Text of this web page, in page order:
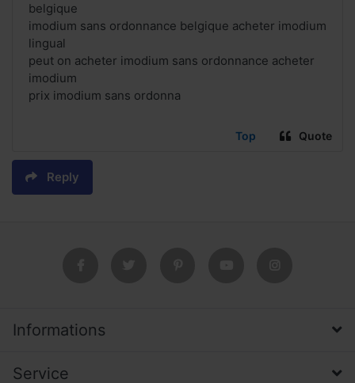
belgique
imodium sans ordonnance belgique acheter imodium
lingual
peut on acheter imodium sans ordonnance acheter
imodium
prix imodium sans ordonna
Top Quote
Reply
Informations
Service